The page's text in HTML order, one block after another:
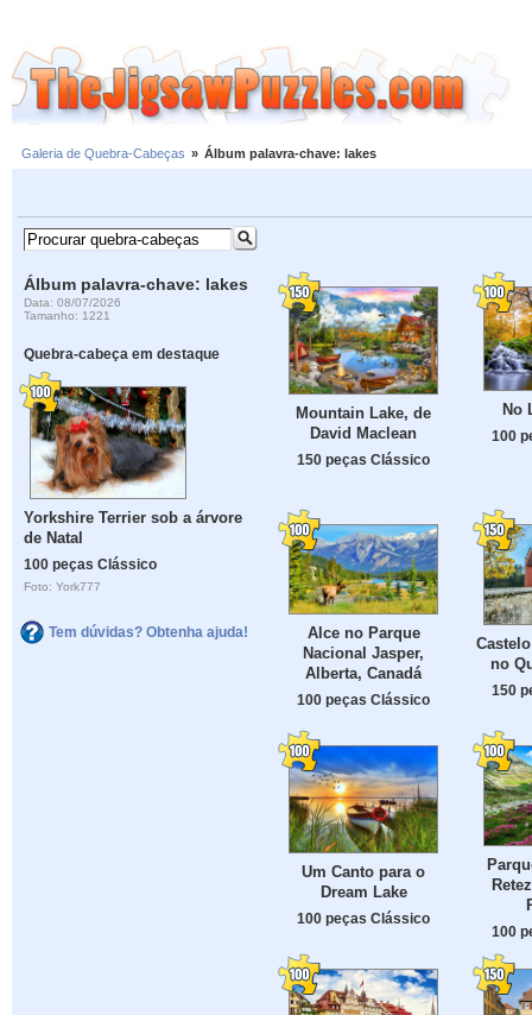
Galeria de Quebra-Cabeças » Álbum palavra-chave: lakes
Álbum palavra-chave: lakes
Data: 08/07/2026
Tamanho: 1221
Quebra-cabeça em destaque
Yorkshire Terrier sob a árvore
de Natal
100 peças Clássico
Foto: York777
Tem dúvidas? Obtenha ajuda!
Mountain Lake, de
David Maclean
150 peças Clássico
No
100
Alce no Parque
Nacional Jasper,
Alberta, Canadá
100 peças Clássico
no
150
Um Canto para o
Dream Lake
100 peças Clássico
100